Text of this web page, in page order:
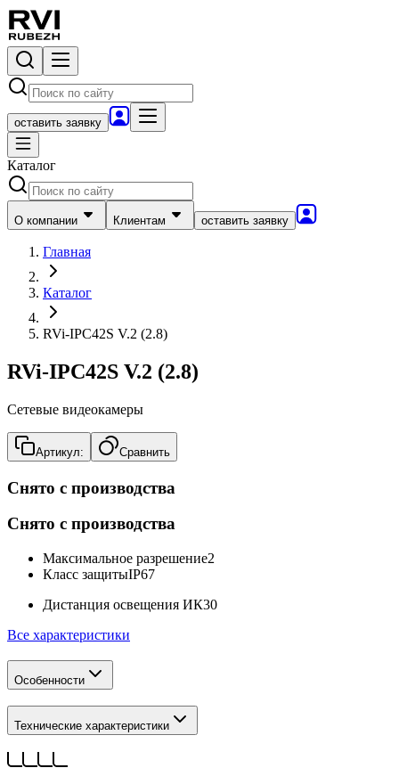
оставить заявку
Каталог
О компании Клиентам оставить заявку
Главная
Каталог
RVi-IPC42S V.2 (2.8)
RVi-IPC42S V.2 (2.8)
Сетевые видеокамеры
Артикул: Сравнить
Снято с производства
Снято с производства
Максимальное разрешение2
Класс защитыIP67
Дистанция освещения ИК30
Все характеристики
Особенности
Технические характеристики